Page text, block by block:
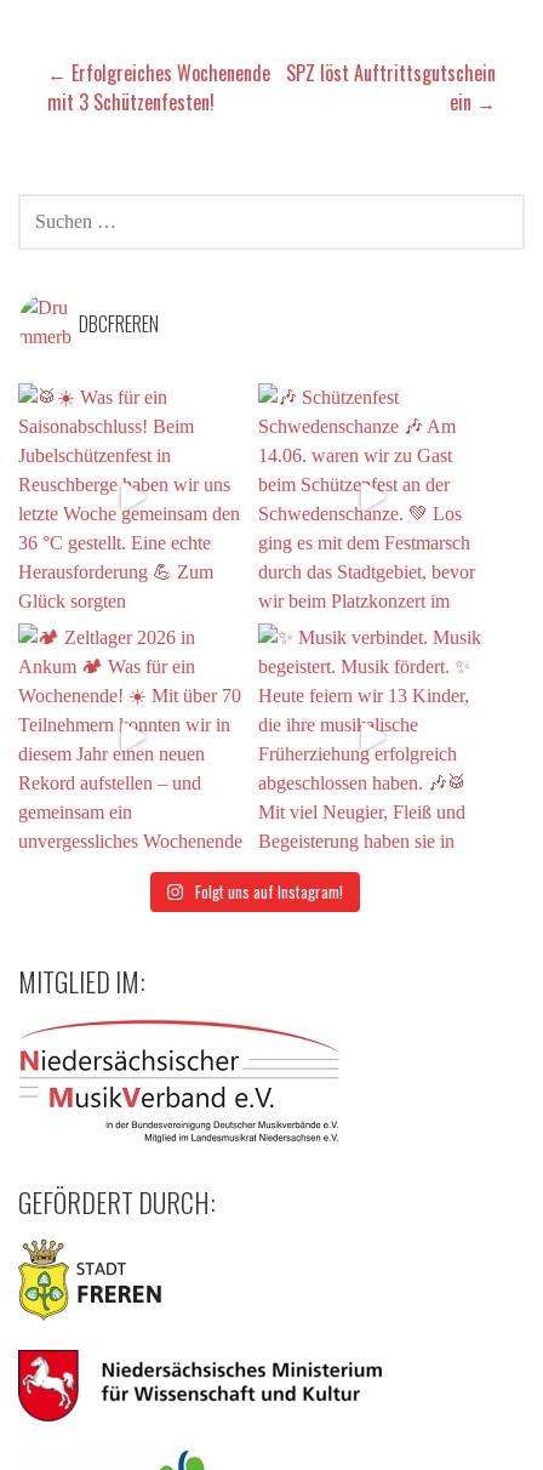
Beitragsnavigation
← Erfolgreiches Wochenende
mit 3 Schützenfesten!
SPZ löst Auftrittsgutschein
ein →
NACH:
DBCFREREN
Folgt uns auf Instagram!
MITGLIED IM:
GEFÖRDERT DURCH: